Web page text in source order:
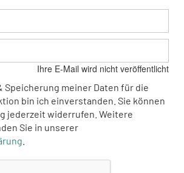
Ihre E-Mail wird nicht veröffentlicht
Speicherung meiner Daten für die
bin ich einverstanden. Sie können
jederzeit widerrufen. Weitere
Sie in unserer